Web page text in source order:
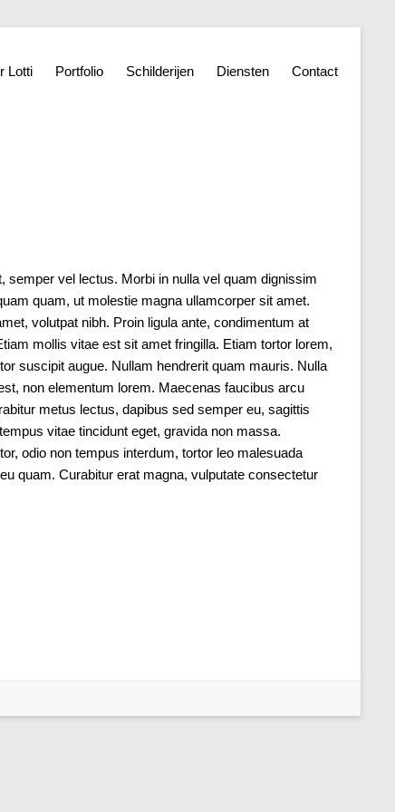
Lotti Portfolio Schilderijen Diensten Contact
semper vel lectus. Morbi in nulla vel quam dignissim
quam, ut molestie magna ullamcorper sit amet.
volutpat nibh. Proin ligula ante, condimentum at
mollis vitae est sit amet fringilla. Etiam tortor lorem,
suscipit augue. Nullam hendrerit quam mauris. Nulla
non elementum lorem. Maecenas faucibus arcu
metus lectus, dapibus sed semper eu, sagittis
vitae tincidunt eget, gravida non massa.
odio non tempus interdum, tortor leo malesuada
quam. Curabitur erat magna, vulputate consectetur